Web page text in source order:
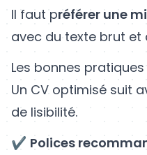
Il faut préférer une
avec du texte brut et
Les bonnes pratiques
Un CV optimisé suit
de lisibilité.
✔ Polices